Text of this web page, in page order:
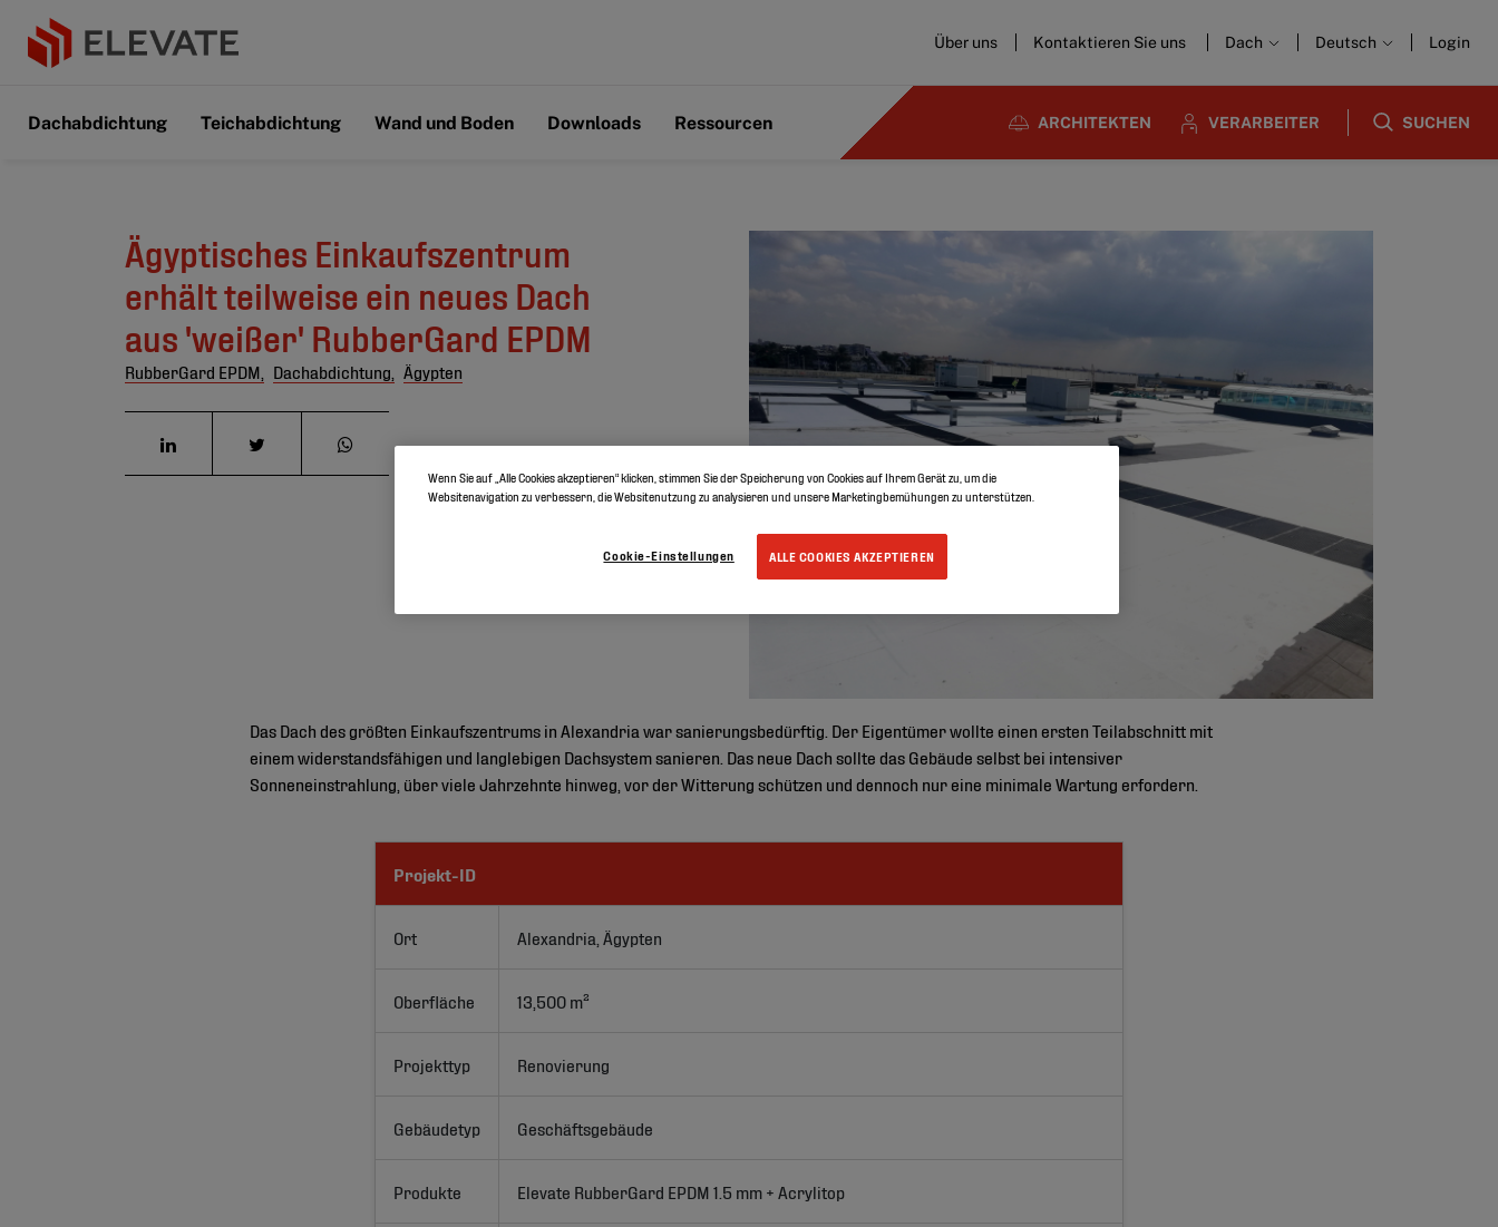
Über uns Kontaktieren Sie uns Dach Deutsch Login
Dachabdichtung Teichabdichtung Wand und Boden Downloads Ressourcen ARCHITEKTEN VERARBEITER SUCHEN
Ägyptisches Einkaufszentrum
erhält teilweise ein neues Dach
aus 'weißer' RubberGard EPDM
RubberGard EPDM, Dachabdichtung, Ägypten
Das Dach des größten Einkaufszentrums in Alexandria war sanierungsbedürftig. Der Eigentümer wollte einen ersten Teilabschnitt mit
einem widerstandsfähigen und langlebigen Dachsystem sanieren. Das neue Dach sollte das Gebäude selbst bei intensiver
Sonneneinstrahlung, über viele Jahrzehnte hinweg, vor der Witterung schützen und dennoch nur eine minimale Wartung erfordern.
Projekt-ID
Ort Alexandria, Ägypten
Oberfläche 13,500 m²
Projekttyp Renovierung
Gebäudetyp Geschäftsgebäude
Produkte Elevate RubberGard EPDM 1.5 mm + Acrylitop
Wenn Sie auf „Alle Cookies akzeptieren“ klicken, stimmen Sie der Speicherung von Cookies auf Ihrem Gerät zu, um die
Websitenavigation zu verbessern, die Websitenutzung zu analysieren und unsere Marketingbemühungen zu unterstützen.
ALLE COOKIES AKZEPTIEREN
Cookie-Einstellungen